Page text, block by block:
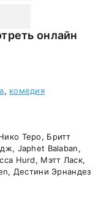
, комедия
Теро, Бритт
Japhet Balaban,
Hurd, Мэтт Ласк,
Дестини Эрнандез